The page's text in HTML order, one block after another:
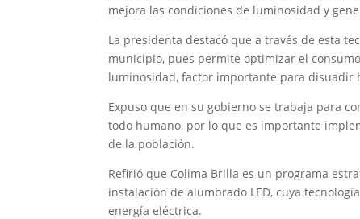
mejora las condiciones de luminosidad y
La presidenta destacó que a través de esta
municipio, pues permite optimizar el
luminosidad, factor importante para disuadir
Expuso que en su gobierno se trabaja para
todo humano, por lo que es importante
de la población.
Refirió que Colima Brilla es un programa
instalación de alumbrado LED, cuya
energía eléctrica.